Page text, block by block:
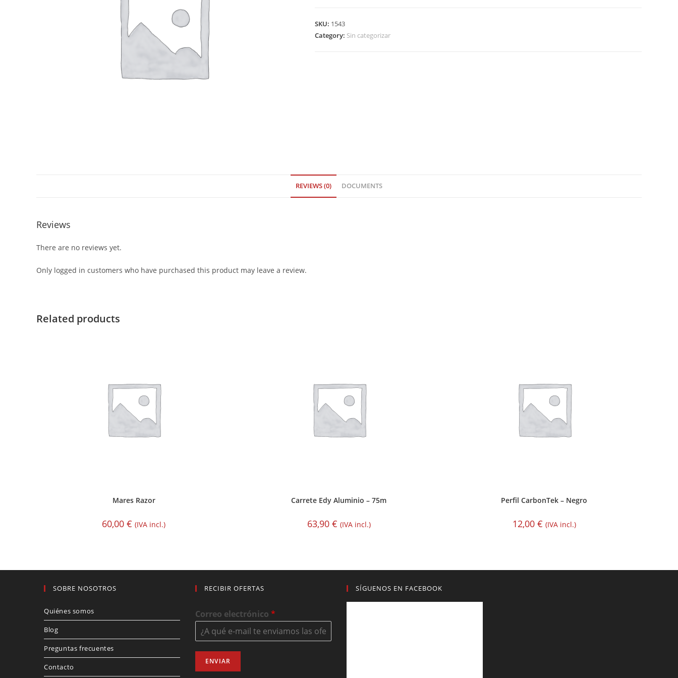
Casquillos
quantity
SKU: 1543
Category: Sin categorizar
REVIEWS (0) DOCUMENTS
Reviews
There are no reviews yet.
Only logged in customers who have purchased this product may leave a review.
Related products
Mares Razor
60,00€ (IVA incl.)
Carrete Edy Aluminio – 75m
63,90 € (IVA incl.)
Perfil CarbonTek – Negro
12,00 € (IVA incl.)
SOBRE NOSOTROS
Quiénes somos
Blog
Preguntas frecuentes
Contacto
RECIBIR OFERTAS
Correo electrónico *
ENVIAR
SÍGUENOS EN FACEBOOK